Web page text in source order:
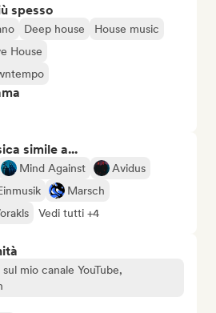
spesso
Deep house
House music
House
simile a...
Mind Against
Avidus
Marsch
Vedi tutti +4
mio canale YouTube,